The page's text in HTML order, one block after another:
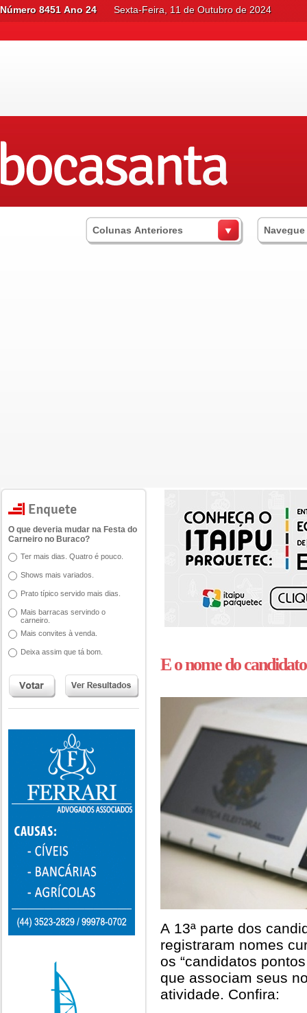
Número 8451 Ano 24 Sexta-Feira, 11 de Outubro de 2024
Colunas Anteriores
O que deveria mudar na Festa do
Carneiro no Buraco?
Ter mais dias. Quatro é pouco.
Shows mais variados.
Prato típico servido mais dias.
Mais barracas servindo o
carneiro.
Mais convites à venda.
Deixa assim que tá bom.
E o nome do
A 13ª parte dos
registraram nomes
os “candidatos
que associam seus
atividade. Confira: